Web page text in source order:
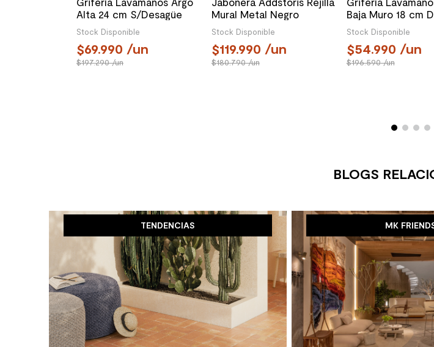
Alta 24 cm S/Desagüe
Negro Mate
Stock Disponible
69.990 /un
197.290/un
Mural Metal Negro
30.5x14.8x2.5 cm
Stock Disponible
119.990 /un
180.790/un
Baja Muro 18 cm
Stock Disponible
54.990 /un
196.590/un
BLOGS
TENDENCIAS MK